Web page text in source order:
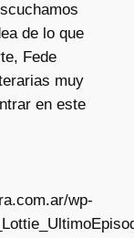
de lo que
Fede
muy
en este
wp-